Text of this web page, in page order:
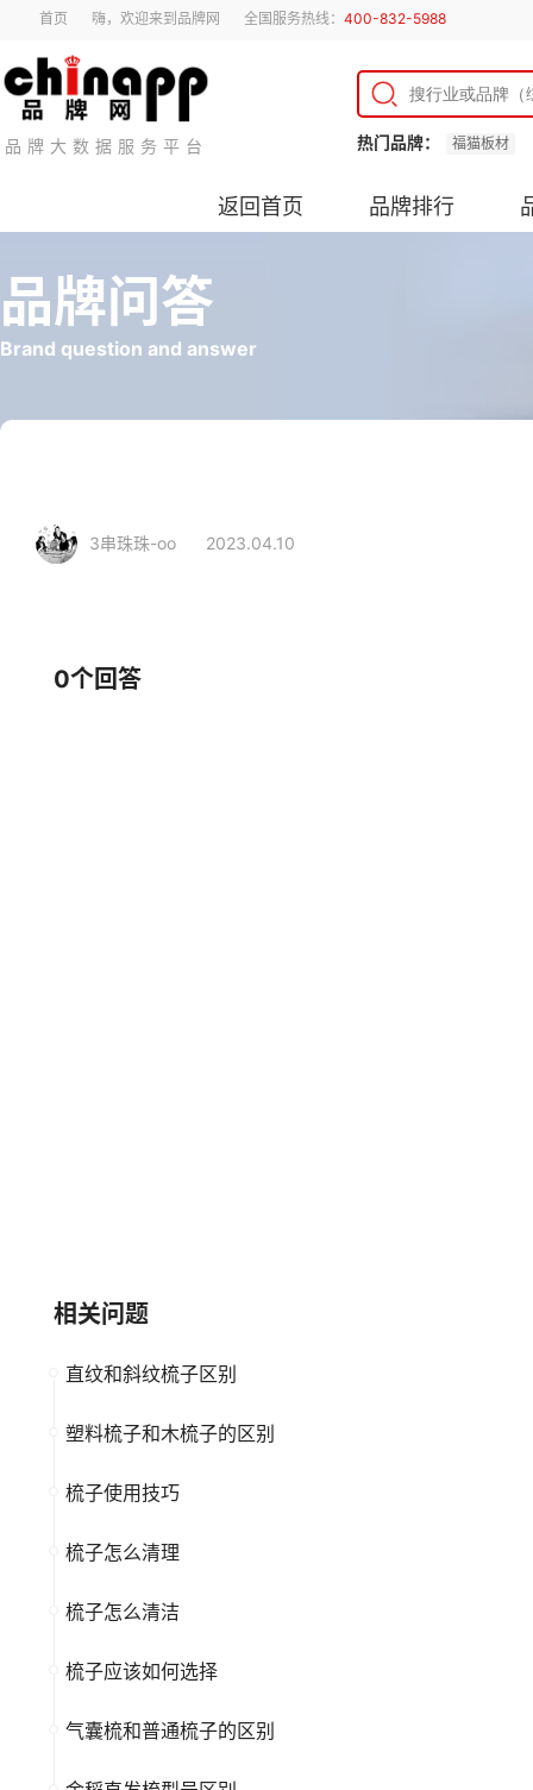
首页 嗨，欢迎来到品牌网 全国服务热线： 400-832-5988
品牌大数据服务平台 热门品牌： 福猫板材
返回首页 品牌排行
品牌问答
Brand question and answer
3串珠珠-oo 2023.04.10
0个回答
相关问题
直纹和斜纹梳子区别
塑料梳子和木梳子的区别
梳子使用技巧
梳子怎么清理
梳子怎么清洁
梳子应该如何选择
气囊梳和普通梳子的区别